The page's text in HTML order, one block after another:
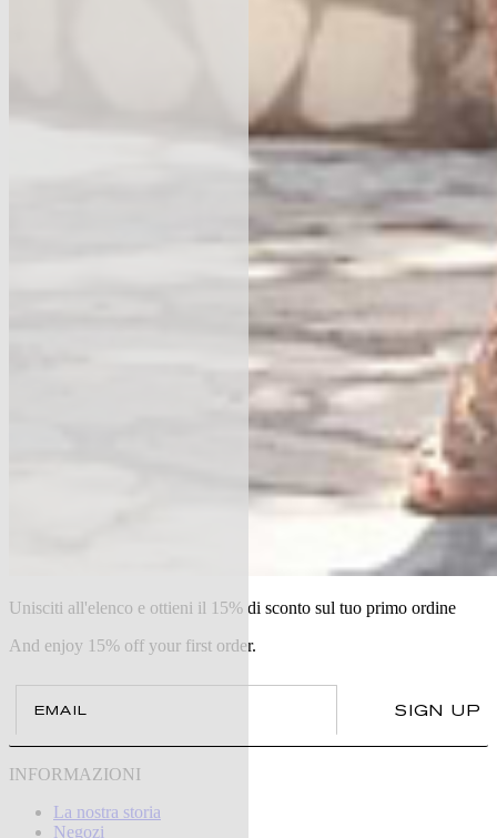
Unisciti all'elenco e ottieni il 15% di sconto sul tuo primo ordine
And enjoy 15% off your first order.
SIGN UP
INFORMAZIONI
La nostra storia
Negozi